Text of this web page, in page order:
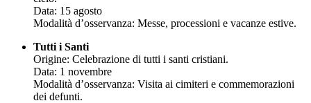
Data: 15 agosto
Modalità d’osservanza: Messe, processioni e vacanze estive.
Tutti i Santi
Origine: Celebrazione di tutti i santi cristiani.
Data: 1 novembre
Modalità d’osservanza: Visita ai cimiteri e commemorazioni
dei defunti.